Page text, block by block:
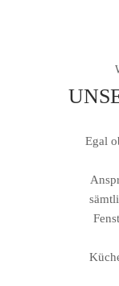
Egal